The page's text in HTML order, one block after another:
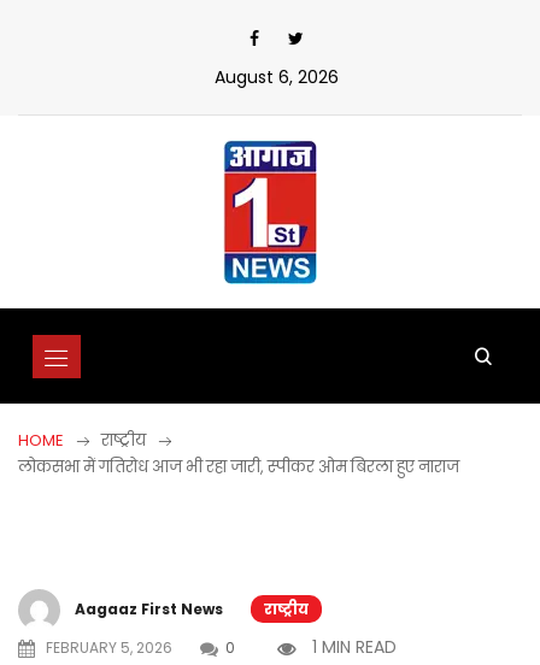
August 6, 2026
HOME
राष्ट्रीय
लोकसभा में गतिरोध आज भी रहा जारी, स्पीकर ओम बिरला हुए नाराज
Aagaaz First News
राष्ट्रीय
FEBRUARY 5, 2026
0 1 MIN READ